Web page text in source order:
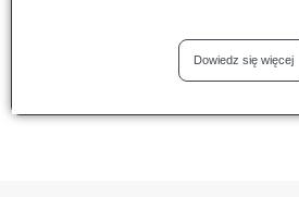
Dowiedz się więcej